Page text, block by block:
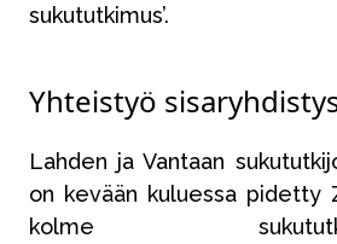
sukututkimus’.
Yhteistyö
Lahden ja Vantaan
on kevään kuluessa pidetty
kolme